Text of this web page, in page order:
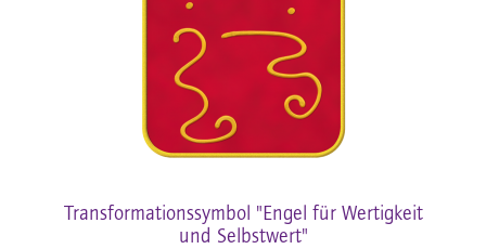
Transformationssymbol "Engel für Wertigkeit
und Selbstwert"